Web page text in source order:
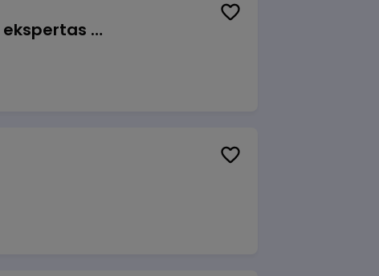
Veiklos užtikrinimo ir atitikties vyr. ekspertas (-ė) (Klaipėda) (Klaipėda, LT)